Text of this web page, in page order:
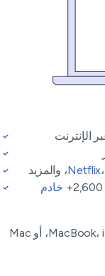
خادم
الآن لحماية سلسة على MacBook، iMac، أو Mac